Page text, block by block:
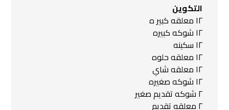
التكوين
١٢ معلقه كبير ه
١٢ شوكه كبيره
١٢ سكينه
١٢ معلقه حلوه
١٢ معلقه شاي
١٢ شوكه صغيره
٢ شوكه تقديم صغير
٢ معلقه تقديم